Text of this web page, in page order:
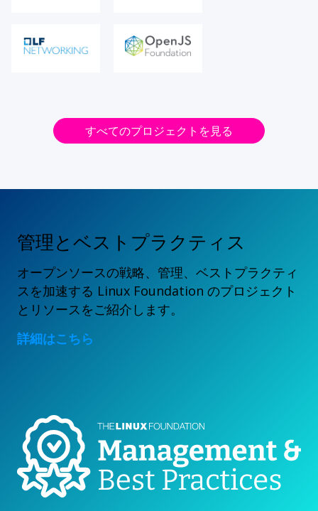
すべてのプロジェクトを見る
管理とベストプラクティス
オープンソースの戦略、管理、ベストプラクティ
スを加速する Linux Foundation のプロジェクト
とリソースをご紹介します。
詳細はこちら